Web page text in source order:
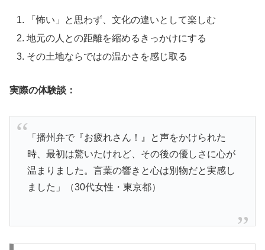
「怖い」と思わず、文化の違いとして楽しむ
地元の人との距離を縮めるきっかけにする
その土地ならではの温かさを感じ取る
実際の体験談：
「播州弁で『お疲れさん！』と声をかけられた
時、最初は驚いたけれど、その後の優しさに心が
温まりました。言葉の響きと心は別物だと実感し
ました」（30代女性・東京都）